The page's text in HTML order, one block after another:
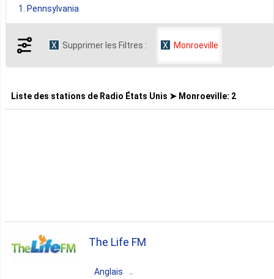
1. Pennsylvania
Supprimer les Filtres : Monroeville
Liste des stations de Radio États Unis ➤ Monroeville: 2
The Life FM
Anglais